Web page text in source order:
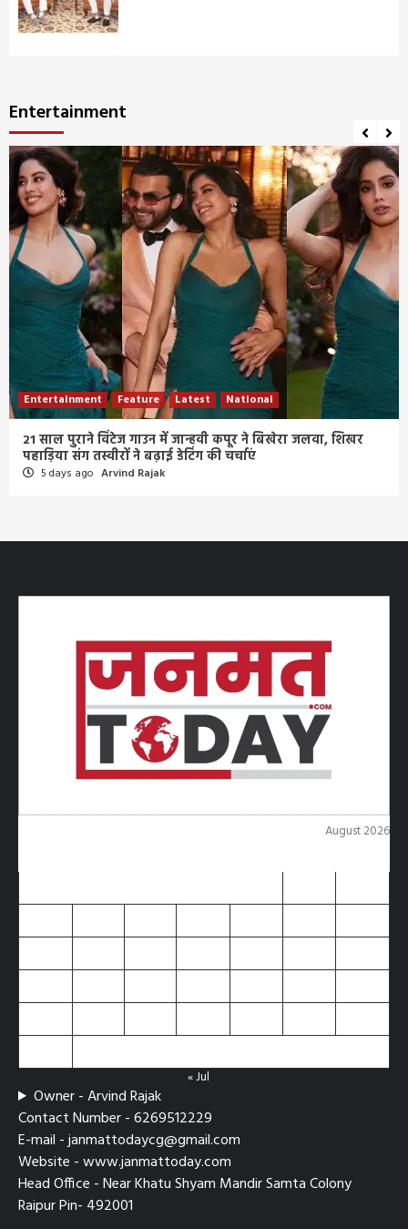
Entertainment
Entertainment Feature Latest National
21 साल पुराने विंटेज गाउन में जान्हवी कपूर ने बिखेरा जलवा, शिखर
पहाड़िया संग तस्वीरों ने बढ़ाई डेटिंग की चर्चाएं
5 days ago Arvind Rajak
August 2026
« Jul
Owner - Arvind Rajak
Contact Number - 6269512229
E-mail - janmattodaycg@gmail.com
Website - www.janmattoday.com
Head Office - Near Khatu Shyam Mandir Samta Colony
Raipur Pin- 492001